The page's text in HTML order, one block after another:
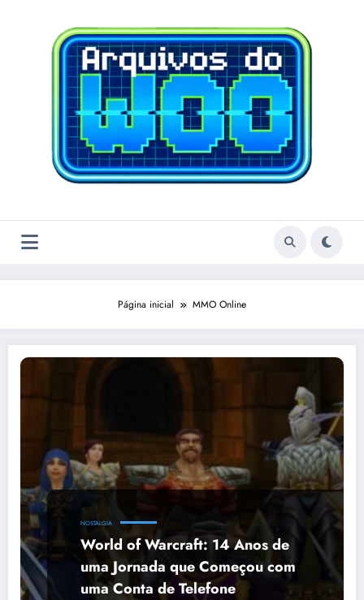
Página inicial MMO Online
NOSTALGIA
World of Warcraft: 14 Anos de
uma Jornada que Começou com
uma Conta de Telefone